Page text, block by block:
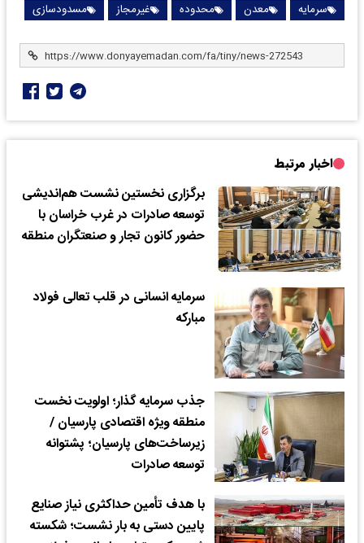
سرمایه معدن محدوده غیرمجاز مسدودسازی
اخبار مرتبط
برگزاری نخستین نشست هم‌اندیشی
توسعه صادرات در غرب خراسان با
حضور کانون تجار و صنعتگران منطقه
سرمایه انسانی در قلب تعالی فولاد
مبارکه
جذب سرمایه گذار؛ اولویت نخست
منطقه ویژه اقتصادی پارسیان /
زیرساخت‌های پارسیان؛ پشتوانه
توسعه صادرات
با هدف تأمین حداکثری نیاز صنایع
پایین دستی به بار نشست؛ شکسته